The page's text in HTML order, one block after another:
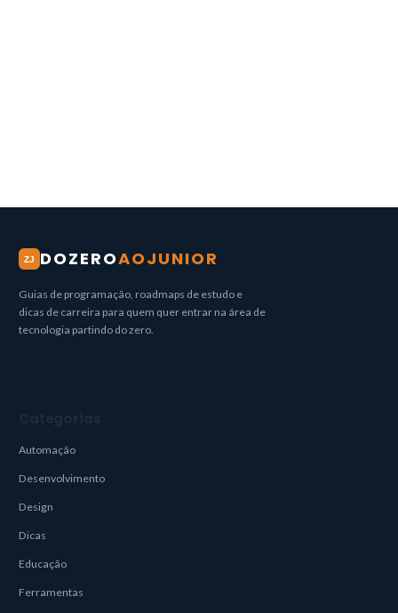
ZJ DOZEROAOJUNIOR
Guias de programação, roadmaps de estudo e
dicas de carreira para quem quer entrar na área de
tecnologia partindo do zero.
Automação
Desenvolvimento
Design
Dicas
Educação
Ferramentas